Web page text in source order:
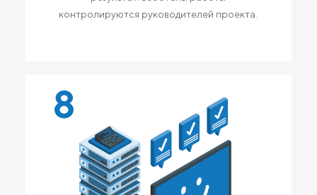
контролируются руководителей проекта.
8